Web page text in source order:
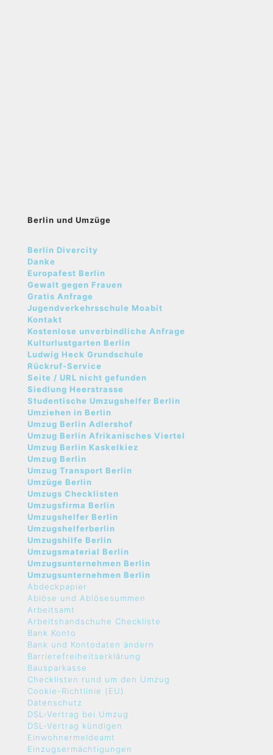
Berlin und Umzüge
Berlin Divercity
Danke
Europafest Berlin
Gewalt gegen Frauen
Gratis Anfrage
Jugendverkehrsschule Moabit
Kontakt
Kostenlose unverbindliche Anfrage
Kulturlustgarten Berlin
Ludwig Heck Grundschule
Rückruf-Service
Seite / URL nicht gefunden
Siedlung Heerstrasse
Studentische Umzugshelfer Berlin
Umziehen in Berlin
Umzug Berlin Adlershof
Umzug Berlin Afrikanisches Viertel
Umzug Berlin Kaskelkiez
Umzug Berlin
Umzug Transport Berlin
Umzüge Berlin
Umzugs Checklisten
Umzugsfirma Berlin
Umzugshelfer Berlin
Umzugshelferberlin
Umzugshilfe Berlin
Umzugsmaterial Berlin
Umzugsunternehmen Berlin
Umzugsunternehmen Berlin
Abdeckpapier
Ablöse und Ablösesummen
Arbeitsamt
Arbeitshandschuhe Checkliste
Bank Konto
Bank und Kontodaten ändern
Barrierefreiheitserklärung
Bausparkasse
Checklisten rund um den Umzug
Cookie-Richtlinie (EU)
Datenschutz
DSL-Vertrag bei Umzug
DSL-Vertrag kündigen
Einwohnermeldeamt
Einzugsermächtigungen